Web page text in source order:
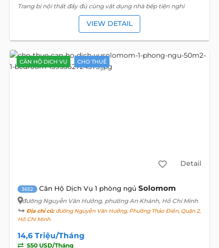
Trang bị nội thất đầy đủ cùng vật dụng nhà bếp tiện nghi
VIEW DETAIL
CĂN HỘ DỊCH VỤ CHO THUÊ
Detail
3652 Căn Hộ Dịch Vụ 1 phòng ngủ Solomom
đường Nguyễn Văn Hưởng, phường An Khánh, Hồ Chí Minh
Địa chỉ cũ:đường Nguyễn Văn Hưởng, Phường Thảo Điền, Quận 2,
Hồ Chí Minh
14,6 Triệu/Tháng
550 USD/Tháng